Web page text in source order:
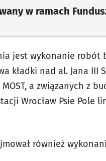
w ramach
jest wykonanie
kładki nad al. Jana III
a związanych z
Wrocław Psie
również